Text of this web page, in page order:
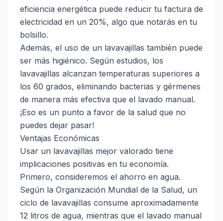
eficiencia energética puede reducir tu factura de
electricidad en un 20%, algo que notarás en tu
bolsillo.
Además, el uso de un lavavajillas también puede
ser más higiénico. Según estudios, los
lavavajillas alcanzan temperaturas superiores a
los 60 grados, eliminando bacterias y gérmenes
de manera más efectiva que el lavado manual.
¡Eso es un punto a favor de la salud que no
puedes dejar pasar!
Ventajas Económicas
Usar un lavavajillas mejor valorado tiene
implicaciones positivas en tu economía.
Primero, consideremos el ahorro en agua.
Según la Organización Mundial de la Salud, un
ciclo de lavavajillas consume aproximadamente
12 litros de agua, mientras que el lavado manual